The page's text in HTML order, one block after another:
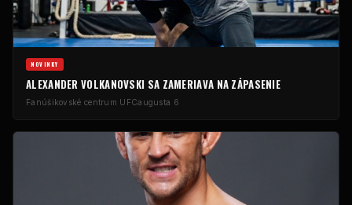
NOVINKY
ALEXANDER VOLKANOVSKI SA ZAMERIAVA NA ZÁPASENIE
Fanúšikovské centrum UFCaugusta 6